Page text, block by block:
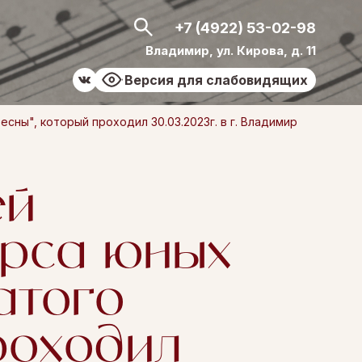
Версия для слабовидящих
+7 (4922) 53-02-98
Владимир, ул. Кирова, д. 11
который проходил 30.03.2023г. в г. Владимир
юных